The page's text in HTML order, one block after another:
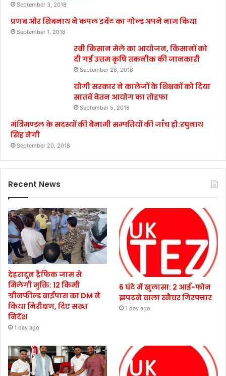
September 3, 2018
प्रणब और शिबनाथ ने कपल इवेंट का गोल्ड अपने नाम किया
September 1, 2018
रबी किसान मेले का आयोजन, किसानों को
दी गई उत्तम कृषि तकनीक की जानकारी
September 28, 2018
योगी सरकार ने कालेजों के शिक्षकों को दिया
सातवें वेतन आयोग का तोहफा
September 5, 2018
मंत्रिमण्डल के सदस्यों की बैनामी सम्पत्तियों की जाँच हो:रघुनाथ
सिंह नेगी
September 20, 2018
Recent News
देहरादून ट्रैफिक जाम से
मिलेगी मुक्ति: 12 किमी
ग्रीनफील्ड बाईपास का DM ने
किया निरीक्षण, दिए सख्त
निर्देश
1 day ago
6 घंटे में खुलासा: 2 आई-फोन
झपटने वाला स्नैचर गिरफ्तार
1 day ago